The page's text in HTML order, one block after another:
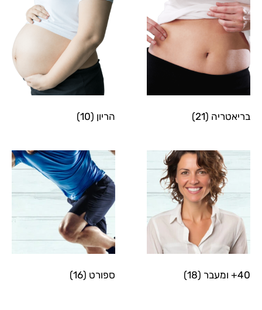
בריאטריה הריון
40+ ומעבר ספורט